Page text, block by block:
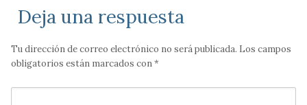
Deja una respuesta
Tu dirección de correo electrónico no será publicada. Los campos
obligatorios están marcados con*